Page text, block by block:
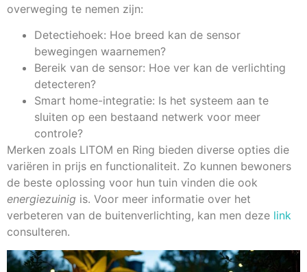
overweging te nemen zijn:
Detectiehoek: Hoe breed kan de sensor
bewegingen waarnemen?
Bereik van de sensor: Hoe ver kan de verlichting
detecteren?
Smart home-integratie: Is het systeem aan te
sluiten op een bestaand netwerk voor meer
controle?
Merken zoals LITOM en Ring bieden diverse opties die
variëren in prijs en functionaliteit. Zo kunnen bewoners
de beste oplossing voor hun tuin vinden die ook
energiezuinig is. Voor meer informatie over het
verbeteren van de buitenverlichting, kan men deze link
consulteren.